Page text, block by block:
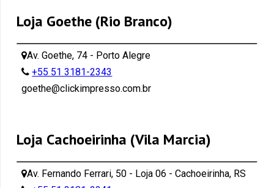
Loja Goethe (Rio Branco)
Av. Goethe, 74 - Porto Alegre
+55 51 3181-2343
goethe@clickimpresso.com.br
Loja Cachoeirinha (Vila Marcia)
Av. Fernando Ferrari, 50 - Loja 06 - Cachoeirinha, RS